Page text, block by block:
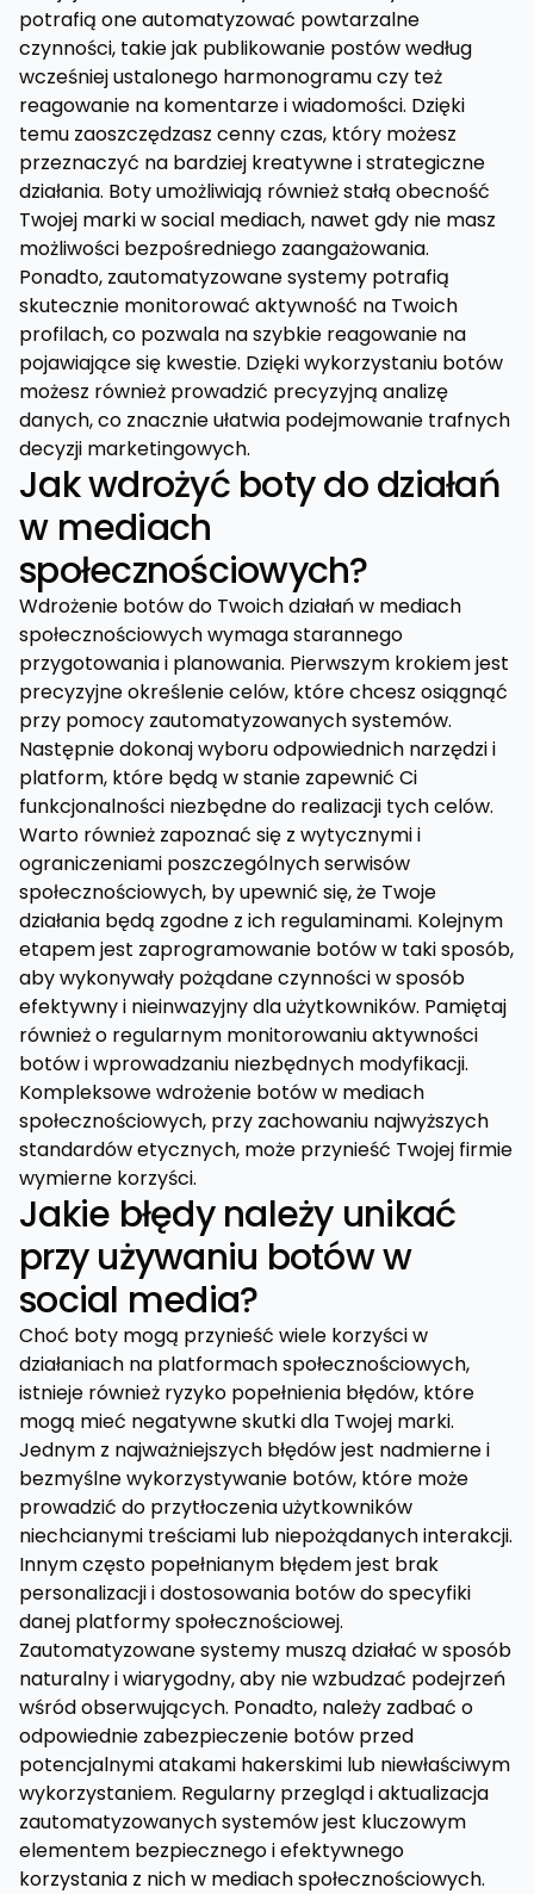
potrafią one automatyzować powtarzalne
czynności, takie jak publikowanie postów według
wcześniej ustalonego harmonogramu czy też
reagowanie na komentarze i wiadomości. Dzięki
temu zaoszczędzasz cenny czas, który możesz
przeznaczyć na bardziej kreatywne i strategiczne
działania. Boty umożliwiają również stałą obecność
Twojej marki w social mediach, nawet gdy nie masz
możliwości bezpośredniego zaangażowania.
Ponadto, zautomatyzowane systemy potrafią
skutecznie monitorować aktywność na Twoich
profilach, co pozwala na szybkie reagowanie na
pojawiające się kwestie. Dzięki wykorzystaniu botów
możesz również prowadzić precyzyjną analizę
danych, co znacznie ułatwia podejmowanie trafnych
decyzji marketingowych.
Jak wdrożyć boty do działań
w mediach
społecznościowych?
Wdrożenie botów do Twoich działań w mediach
społecznościowych wymaga starannego
przygotowania i planowania. Pierwszym krokiem jest
precyzyjne określenie celów, które chcesz osiągnąć
przy pomocy zautomatyzowanych systemów.
Następnie dokonaj wyboru odpowiednich narzędzi i
platform, które będą w stanie zapewnić Ci
funkcjonalności niezbędne do realizacji tych celów.
Warto również zapoznać się z wytycznymi i
ograniczeniami poszczególnych serwisów
społecznościowych, by upewnić się, że Twoje
działania będą zgodne z ich regulaminami. Kolejnym
etapem jest zaprogramowanie botów w taki sposób,
aby wykonywały pożądane czynności w sposób
efektywny i nieinwazyjny dla użytkowników. Pamiętaj
również o regularnym monitorowaniu aktywności
botów i wprowadzaniu niezbędnych modyfikacji.
Kompleksowe wdrożenie botów w mediach
społecznościowych, przy zachowaniu najwyższych
standardów etycznych, może przynieść Twojej firmie
wymierne korzyści.
Jakie błędy należy unikać
przy używaniu botów w
social media?
Choć boty mogą przynieść wiele korzyści w
działaniach na platformach społecznościowych,
istnieje również ryzyko popełnienia błędów, które
mogą mieć negatywne skutki dla Twojej marki.
Jednym z najważniejszych błędów jest nadmierne i
bezmyślne wykorzystywanie botów, które może
prowadzić do przytłoczenia użytkowników
niechcianymi treściami lub niepożądanych interakcji.
Innym często popełnianym błędem jest brak
personalizacji i dostosowania botów do specyfiki
danej platformy społecznościowej.
Zautomatyzowane systemy muszą działać w sposób
naturalny i wiarygodny, aby nie wzbudzać podejrzeń
wśród obserwujących. Ponadto, należy zadbać o
odpowiednie zabezpieczenie botów przed
potencjalnymi atakami hakerskimi lub niewłaściwym
wykorzystaniem. Regularny przegląd i aktualizacja
zautomatyzowanych systemów jest kluczowym
elementem bezpiecznego i efektywnego
korzystania z nich w mediach społecznościowych.